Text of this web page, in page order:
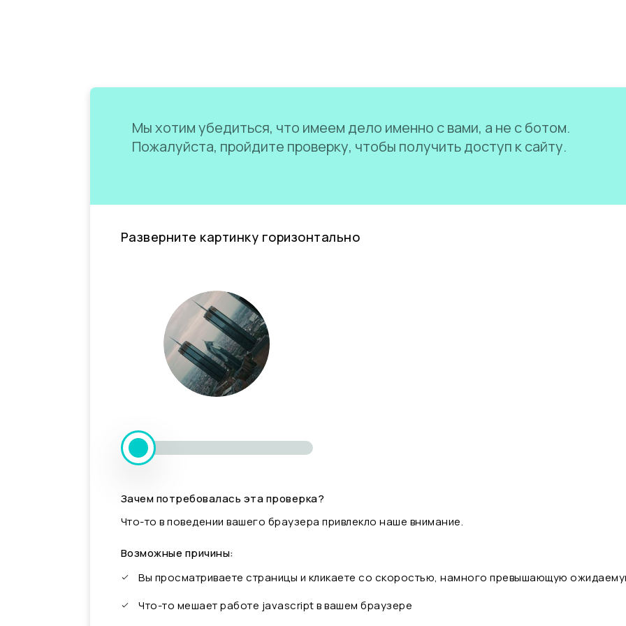
Мы хотим убедиться, что имеем дело именно с вами, а не с ботом.
Пожалуйста, пройдите проверку, чтобы получить доступ к сайту.
Разверните картинку горизонтально
Зачем потребовалась эта проверка?
Что-то в поведении вашего браузера привлекло наше внимание.
Возможные причины:
Вы просматриваете страницы и кликаете со скоростью, намного превышающую
Что-то мешает работе javascript в вашем браузере